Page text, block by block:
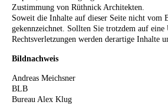
Zustimmung von Rüthnick Architekten.
Soweit die Inhalte auf dieser Seite nicht vom
gekennzeichnet. Sollten Sie trotzdem auf
Rechtsverletzungen werden derartige Inhalte
Bildnachweis
Andreas Meichsner
BLB
Bureau Alex Klug